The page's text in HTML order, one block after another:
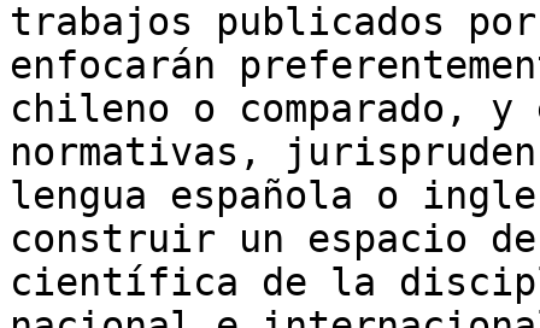
trabajos publicados
enfocarán
chileno o comparado,
normativas,
lengua española o
construir un espacio
científica de la